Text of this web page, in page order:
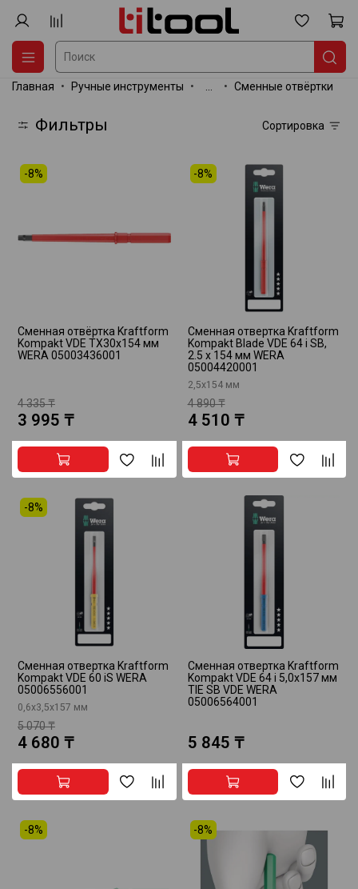
Главная Ручные инструменты Сменные отвёртки
Фильтры Сортировка
-8%
Сменная отвёртка Kraftform
Kompakt VDE TX30х154 мм
WERA 05003436001
4 335 ₸
3 995 ₸
-8%
Сменная отвертка Kraftform
Kompakt Blade VDE 64 i SB,
2.5 x 154 мм WERA
05004420001
2,5х154 мм
4 890 ₸
4 510 ₸
-8%
Сменная отвертка Kraftform
Kompakt VDE 60 iS WERA
05006556001
0,6x3,5x157 мм
5 070 ₸
4 680 ₸
Сменная отвертка Kraftform
Kompakt VDE 64 i 5,0x157 мм
TIE SB VDE WERA
05006564001
5 845 ₸
-8% -8%